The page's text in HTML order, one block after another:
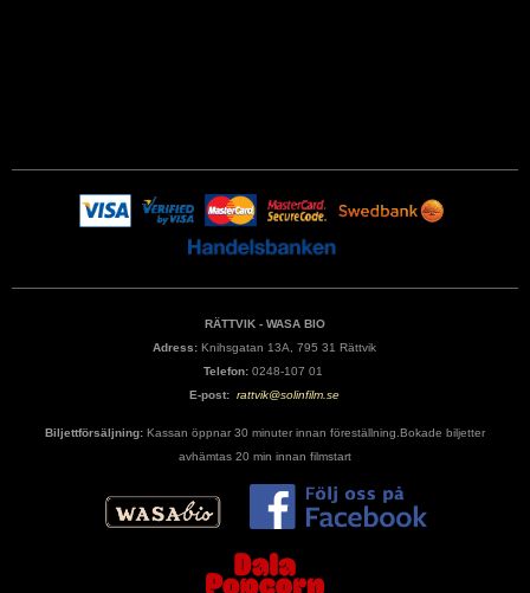
RÄTTVIK - WASA BIO
Adress: Knihsgatan 13A, 795 31 Rättvik
Telefon:0248-107 01
E-post: rattvik@solinfilm.se
Biljettförsäljning: Kassan öppnar 30 minuter innan föreställning.Bokade biljetter
avhämtas 20 min innan filmstart